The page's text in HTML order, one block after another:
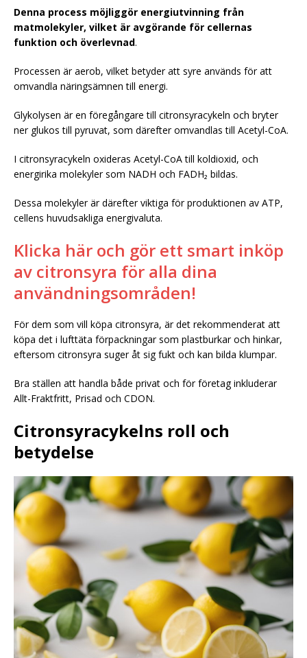
Denna process möjliggör energiutvinning från
matmolekyler, vilket är avgörande för cellernas
funktion och överlevnad.
Processen är aerob, vilket betyder att syre används för att
omvandla näringsämnen till energi.
Glykolysen är en föregångare till citronsyracykeln och bryter
ner glukos till pyruvat, som därefter omvandlas till Acetyl-CoA.
I citronsyracykeln oxideras Acetyl-CoA till koldioxid, och
energirika molekyler som NADH och FADH₂ bildas.
Dessa molekyler är därefter viktiga för produktionen av ATP,
cellens huvudsakliga energivaluta.
Klicka här och gör ett smart inköp
av citronsyra för alla dina
användningsområden!
För dem som vill köpa citronsyra, är det rekommenderat att
köpa det i lufttäta förpackningar som plastburkar och hinkar,
eftersom citronsyra suger åt sig fukt och kan bilda klumpar.
Bra ställen att handla både privat och för företag inkluderar
Allt-Fraktfritt, Prisad och CDON.
Citronsyracykelns roll och
betydelse